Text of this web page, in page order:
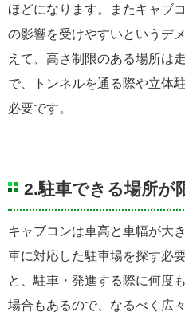
ほどになります。またキャブ
の影響を受けやすいというデ
えて、高さ制限のある場所は
で、トンネルを通る際や立体
必要です。
2.駐車できる場所が
キャブコンは車高と車幅が大
車に対応した駐車場を探す必
と、駐車・発進する際に何度
場合もあるので、なるべく広